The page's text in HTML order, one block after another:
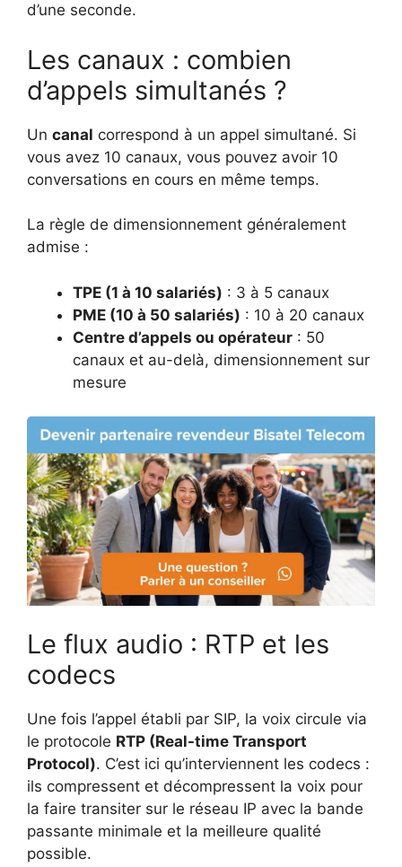
d’une seconde.
Les canaux : combien
d’appels simultanés ?
Un canal correspond à un appel simultané. Si
vous avez 10 canaux, vous pouvez avoir 10
conversations en cours en même temps.
La règle de dimensionnement généralement
admise :
TPE (1 à 10 salariés) : 3 à 5 canaux
PME (10 à 50 salariés) : 10 à 20 canaux
Centre d’appels ou opérateur : 50
canaux et au-delà, dimensionnement sur
mesure
Le flux audio : RTP et les
codecs
Une fois l’appel établi par SIP, la voix circule via
le protocole RTP (Real-time Transport
Protocol). C’est ici qu’interviennent les codecs :
ils compressent et décompressent la voix pour
la faire transiter sur le réseau IP avec la bande
passante minimale et la meilleure qualité
possible.